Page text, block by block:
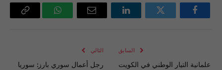
فيسبوك تويتر لينكدإن
البريد
واتساب Copy
السابق
علمانية التيار الوطني في الكويت
التالي
رجل أعمال سوري بارز: سوريا